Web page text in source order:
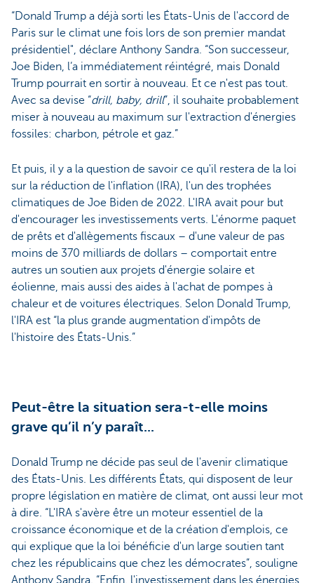
“Donald Trump a déjà sorti les États-Unis de l'accord de
Paris sur le climat une fois lors de son premier mandat
présidentiel", déclare Anthony Sandra. “Son successeur,
Joe Biden, l’a immédiatement réintégré, mais Donald
Trump pourrait en sortir à nouveau. Et ce n'est pas tout.
Avec sa devise “drill, baby, drill”, il souhaite probablement
miser à nouveau au maximum sur l'extraction d'énergies
fossiles: charbon, pétrole et gaz.”
Et puis, il y a la question de savoir ce qu'il restera de la loi
sur la réduction de l'inflation (IRA), l'un des trophées
climatiques de Joe Biden de 2022. L'IRA avait pour but
d'encourager les investissements verts. L'énorme paquet
de prêts et d'allègements fiscaux – d'une valeur de pas
moins de 370 milliards de dollars – comportait entre
autres un soutien aux projets d'énergie solaire et
éolienne, mais aussi des aides à l'achat de pompes à
chaleur et de voitures électriques. Selon Donald Trump,
l'IRA est “la plus grande augmentation d'impôts de
l'histoire des États-Unis.”
Peut-être la situation sera-t-elle moins
grave qu’il n’y paraît...
Donald Trump ne décide pas seul de l'avenir climatique
des États-Unis. Les différents États, qui disposent de leur
propre législation en matière de climat, ont aussi leur mot
à dire. “L'IRA s'avère être un moteur essentiel de la
croissance économique et de la création d'emplois, ce
qui explique que la loi bénéficie d'un large soutien tant
chez les républicains que chez les démocrates”, souligne